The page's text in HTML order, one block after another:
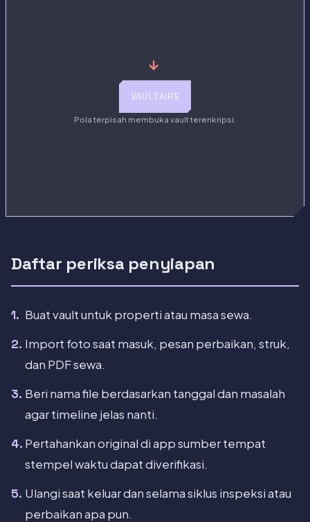
→
VAULTAIRE
Pola terpisah membuka vault terenkripsi.
Daftar periksa penyiapan
Buat vault untuk properti atau masa sewa.
Import foto saat masuk, pesan perbaikan, struk,
dan PDF sewa.
Beri nama file berdasarkan tanggal dan masalah
agar timeline jelas nanti.
Pertahankan original di app sumber tempat
stempel waktu dapat diverifikasi.
Ulangi saat keluar dan selama siklus inspeksi atau
perbaikan apa pun.